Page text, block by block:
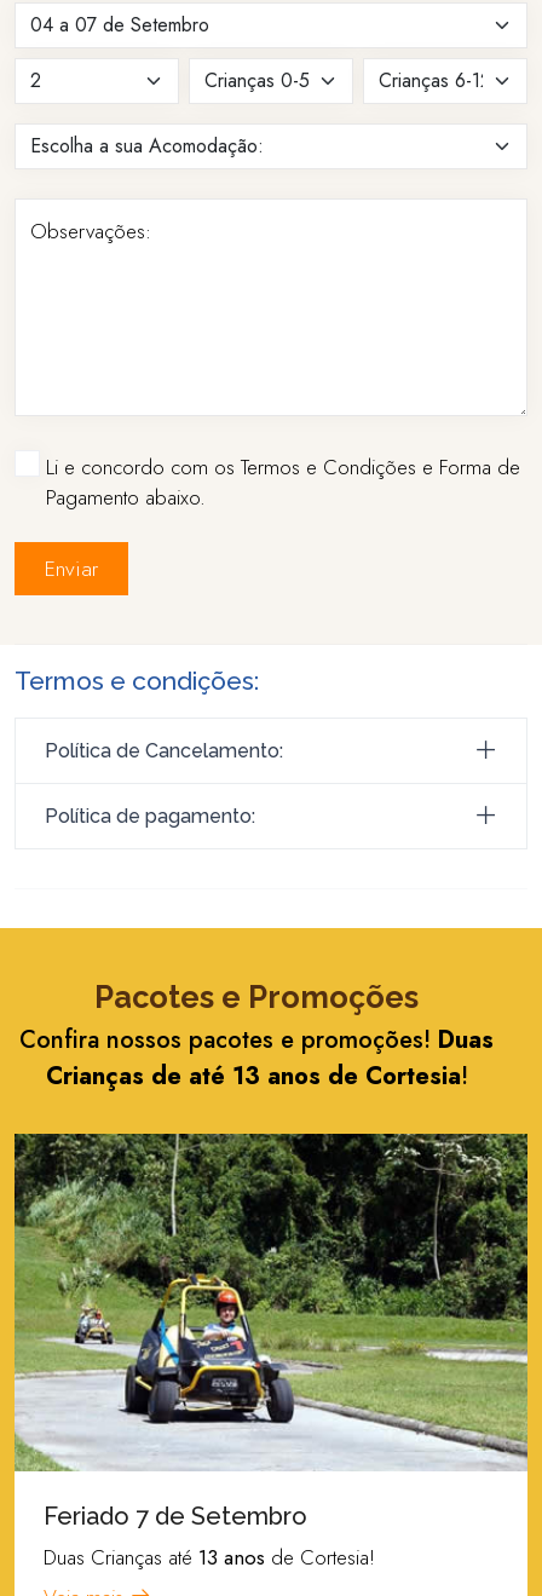
Observações:
Li e concordo com os Termos e Condições e Forma de
Pagamento abaixo.
Enviar
Termos e condições:
Política de Cancelamento:
Política de pagamento:
Pacotes e Promoções
Confira nossos pacotes e promoções! Duas
Crianças de até 13 anos de Cortesia!
Feriado 7 de Setembro
Duas Crianças até 13 anos de Cortesia!